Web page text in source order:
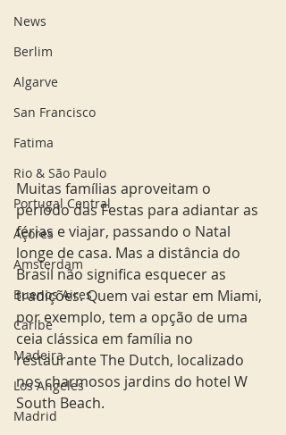
News
Berlim
Algarve
San Francisco
Fatima
Rio & São Paulo
Portugal Central
Açores
Amsterdam
Buenos Aires
Caribe
Madeira
Los Angeles
Madrid
Muitas famílias aproveitam o
período das Festas para adiantar as
férias e viajar, passando o Natal
longe de casa. Mas a distância do
Brasil não significa esquecer as
tradições. Quem vai estar em Miami,
por exemplo, tem a opção de uma
ceia clássica em família no
restaurante The Dutch, localizado
nos charmosos jardins do hotel W
South Beach.